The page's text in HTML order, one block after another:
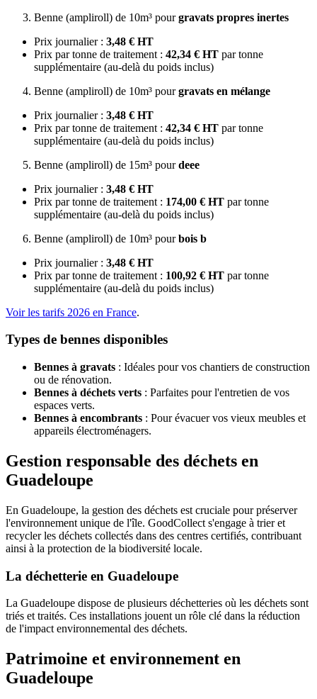
Benne (ampliroll) de 10m³ pourgravats propres inertes
Prix journalier : 3,48 € HT
Prix par tonne de traitement : 42,34 € HT par tonne
supplémentaire (au-delà du poids inclus)
Benne (ampliroll) de 10m³ pourgravats en mélange
Prix journalier : 3,48 € HT
Prix par tonne de traitement : 42,34 € HT par tonne
supplémentaire (au-delà du poids inclus)
Benne (ampliroll) de 15m³ pourdeee
Prix journalier : 3,48 € HT
Prix par tonne de traitement : 174,00 € HT par tonne
supplémentaire (au-delà du poids inclus)
Benne (ampliroll) de 10m³ pourbois b
Prix journalier : 3,48 € HT
Prix par tonne de traitement : 100,92 € HT par tonne
supplémentaire (au-delà du poids inclus)
Voir les tarifs 2026 en France.
Types de bennes disponibles
Bennes à gravats : Idéales pour vos chantiers de construction
ou de rénovation.
Bennes à déchets verts : Parfaites pour l'entretien de vos
espaces verts.
Bennes à encombrants : Pour évacuer vos vieux meubles et
appareils électroménagers.
Gestion responsable des déchets en
Guadeloupe
En Guadeloupe, la gestion des déchets est cruciale pour préserver
l'environnement unique de l'île. GoodCollect s'engage à trier et
recycler les déchets collectés dans des centres certifiés, contribuant
ainsi à la protection de la biodiversité locale.
La déchetterie en Guadeloupe
La Guadeloupe dispose de plusieurs déchetteries où les déchets sont
triés et traités. Ces installations jouent un rôle clé dans la réduction
de l'impact environnemental des déchets.
Patrimoine et environnement en
Guadeloupe